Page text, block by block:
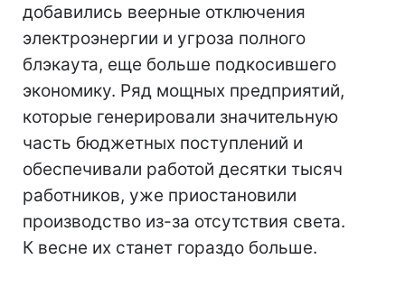
добавились веерные отключения
электроэнергии и угроза полного
блэкаута, еще больше подкосившего
экономику. Ряд мощных предприятий,
которые генерировали значительную
часть бюджетных поступлений и
обеспечивали работой десятки тысяч
работников, уже приостановили
производство из-за отсутствия света.
К весне их станет гораздо больше.